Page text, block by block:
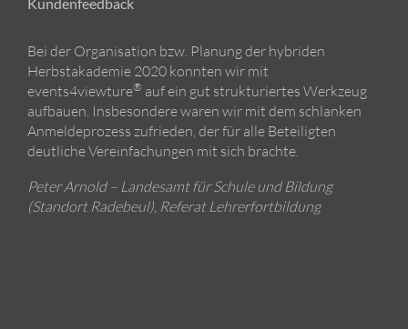
Bei der Organisation bzw. Planung der hybriden
Herbstakademie 2020 konnten wir mit
events4viewture® auf ein gut strukturiertes Werkzeug
aufbauen. Insbesondere waren wir mit dem schlanken
Anmeldeprozess zufrieden, der für alle Beteiligten
deutliche Vereinfachungen mit sich brachte.
Peter Arnold – Landesamt für Schule und Bildung
(Standort Radebeul), Referat Lehrerfortbildung